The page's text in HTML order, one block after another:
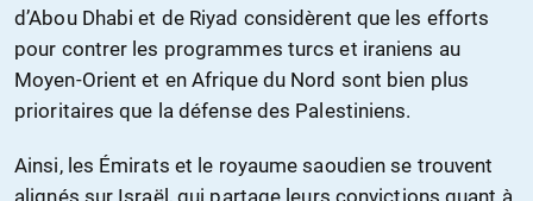
d’Abou Dhabi et de Riyad considèrent que les efforts
pour contrer les programmes turcs et iraniens au
Moyen-Orient et en Afrique du Nord sont bien plus
prioritaires que la défense des Palestiniens.
Ainsi, les Émirats et le royaume saoudien se trouvent
alignés sur Israël, qui partage leurs convictions quant à